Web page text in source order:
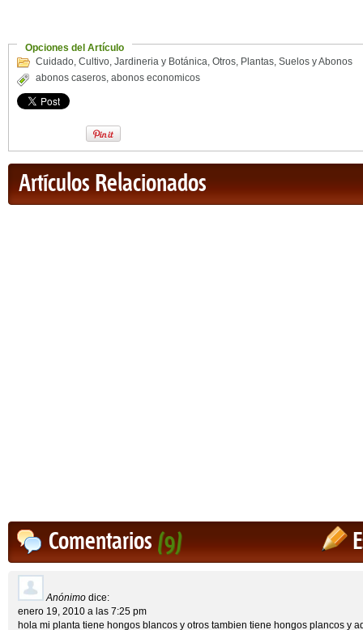
Opciones del Artículo
Cuidado, Cultivo, Jardineria y Botánica, Otros, Plantas, Suelos y Abonos
abonos caseros, abonos economicos
Artículos Relacionados
Comentarios(9)
Anónimo dice:
enero 19, 2010 a las 7:25 pm
hola mi planta tiene hongos blancos y otros tambien tiene hongos plancos y